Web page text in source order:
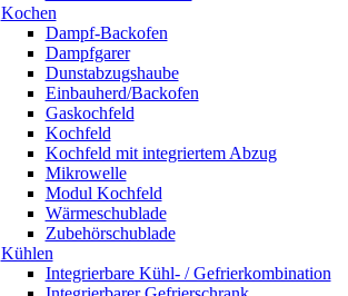
Kochen
Dampf-Backofen
Dampfgarer
Dunstabzugshaube
Einbauherd/Backofen
Gaskochfeld
Kochfeld
Kochfeld mit integriertem Abzug
Mikrowelle
Modul Kochfeld
Wärmeschublade
Zubehörschublade
Kühlen
Integrierbare Kühl- / Gefrierkombination